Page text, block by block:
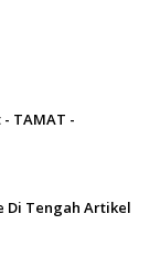
TAMAT -
Di Tengah Artikel